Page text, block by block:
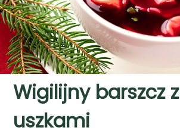
Wigilijny barszcz z
uszkami